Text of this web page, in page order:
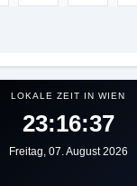
LOKALE ZEIT IN WIEN
23:16:41
Freitag, 07. August 2026